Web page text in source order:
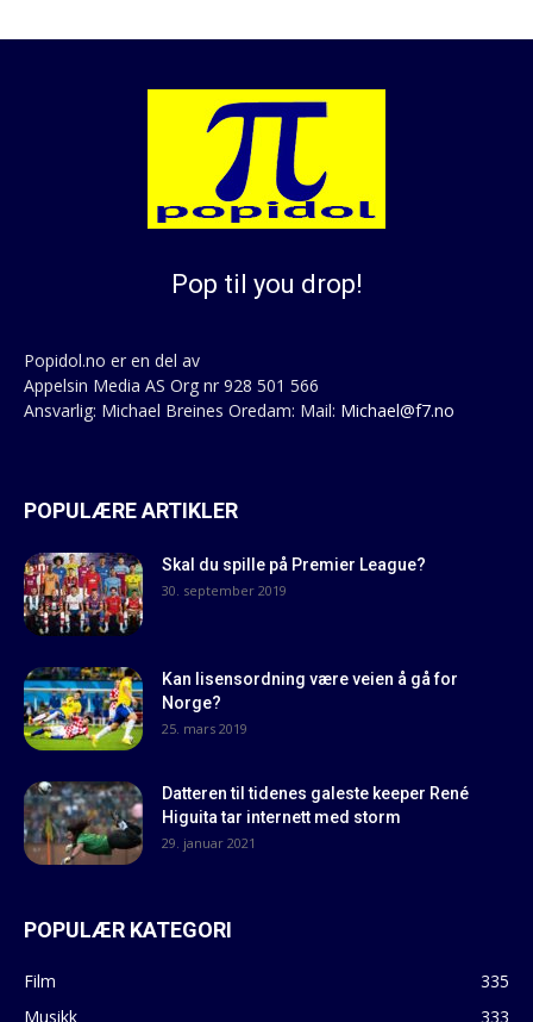
Pop til you drop!
Popidol.no er en del av
Appelsin Media AS Org nr 928 501 566
Ansvarlig: Michael Breines Oredam: Mail: Michael@f7.no
POPULÆRE ARTIKLER
Skal du spille på Premier League?
30. september 2019
Kan lisensordning være veien å gå for
Norge?
25. mars 2019
Datteren til tidenes galeste keeper René
Higuita tar internett med storm
29. januar 2021
POPULÆR KATEGORI
Film
335
Musikk
333